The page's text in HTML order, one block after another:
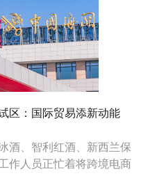
区：国际贸易添新动能
酒、智利红酒、新西兰保
人员正忙着将跨境电商